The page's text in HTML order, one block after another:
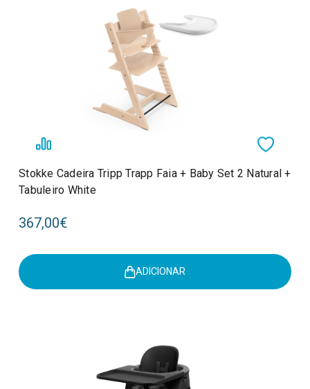
Stokke Cadeira Tripp Trapp Faia + Baby Set 2 Natural +
Tabuleiro White
367,00€
ADICIONAR